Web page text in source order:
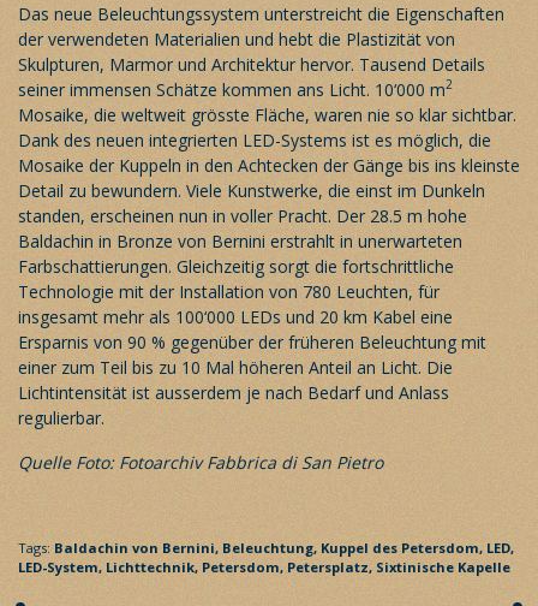
Das neue Beleuchtungssystem unterstreicht die Eigenschaften
der verwendeten Materialien und hebt die Plastizität von
Skulpturen, Marmor und Architektur hervor. Tausend Details
seiner immensen Schätze kommen ans Licht. 10‘000 m2
Mosaike, die weltweit grösste Fläche, waren nie so klar sichtbar.
Dank des neuen integrierten LED-Systems ist es möglich, die
Mosaike der Kuppeln in den Achtecken der Gänge bis ins kleinste
Detail zu bewundern. Viele Kunstwerke, die einst im Dunkeln
standen, erscheinen nun in voller Pracht. Der 28.5 m hohe
Baldachin in Bronze von Bernini erstrahlt in unerwarteten
Farbschattierungen. Gleichzeitig sorgt die fortschrittliche
Technologie mit der Installation von 780 Leuchten, für
insgesamt mehr als 100‘000 LEDs und 20 km Kabel eine
Ersparnis von 90 % gegenüber der früheren Beleuchtung mit
einer zum Teil bis zu 10 Mal höheren Anteil an Licht. Die
Lichtintensität ist ausserdem je nach Bedarf und Anlass
regulierbar.
Quelle Foto: Fotoarchiv Fabbrica di San Pietro
Tags: Baldachin von Bernini, Beleuchtung, Kuppel des Petersdom, LED,
LED-System, Lichttechnik, Petersdom, Petersplatz, Sixtinische Kapelle